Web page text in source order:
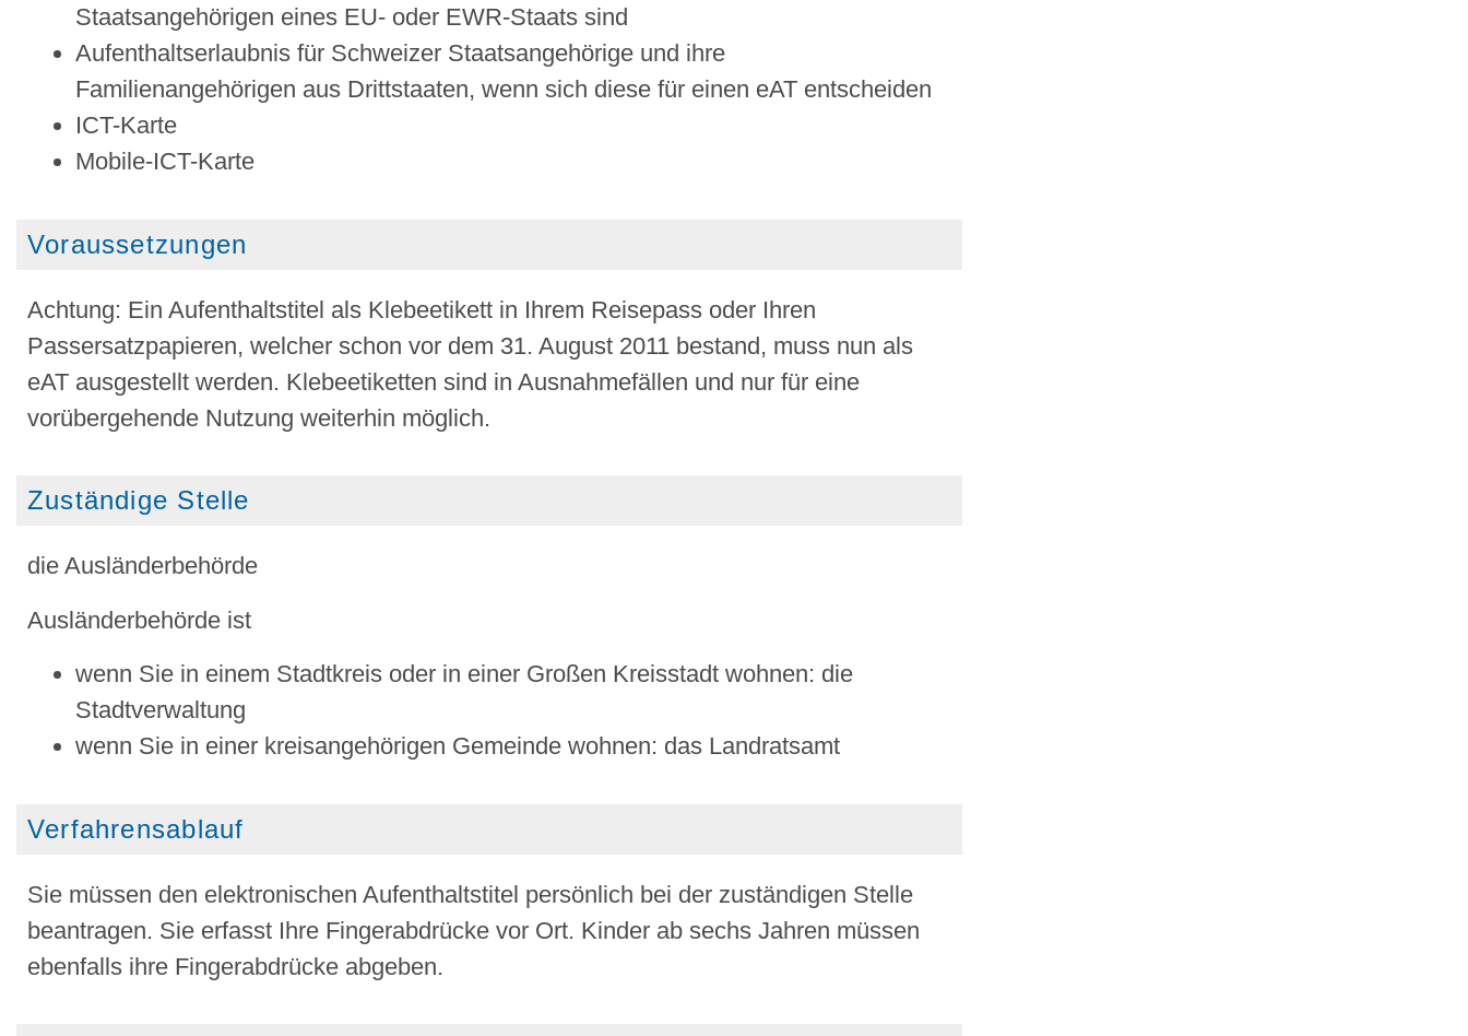
Staatsangehörigen eines EU- oder EWR-Staats sind
Aufenthaltserlaubnis für Schweizer Staatsangehörige und ihre
Familienangehörigen aus Drittstaaten, wenn sich diese für einen eAT entscheiden
ICT-Karte
Mobile-ICT-Karte
Voraussetzungen
Achtung: Ein Aufenthaltstitel als Klebeetikett in Ihrem Reisepass oder Ihren
Passersatzpapieren, welcher schon vor dem 31. August 2011 bestand, muss nun als
eAT ausgestellt werden. Klebeetiketten sind in Ausnahmefällen und nur für eine
vorübergehende Nutzung weiterhin möglich.
Zuständige Stelle
die Ausländerbehörde
Ausländerbehörde ist
wenn Sie in einem Stadtkreis oder in einer Großen Kreisstadt wohnen: die
Stadtverwaltung
wenn Sie in einer kreisangehörigen Gemeinde wohnen: das Landratsamt
Verfahrensablauf
Sie müssen den elektronischen Aufenthaltstitel persönlich bei der zuständigen Stelle
beantragen. Sie erfasst Ihre Fingerabdrücke vor Ort. Kinder ab sechs Jahren müssen
ebenfalls ihre Fingerabdrücke abgeben.